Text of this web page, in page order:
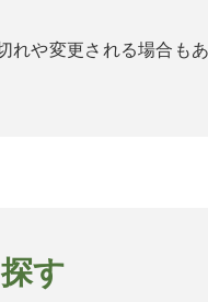
れや変更される場合も
す